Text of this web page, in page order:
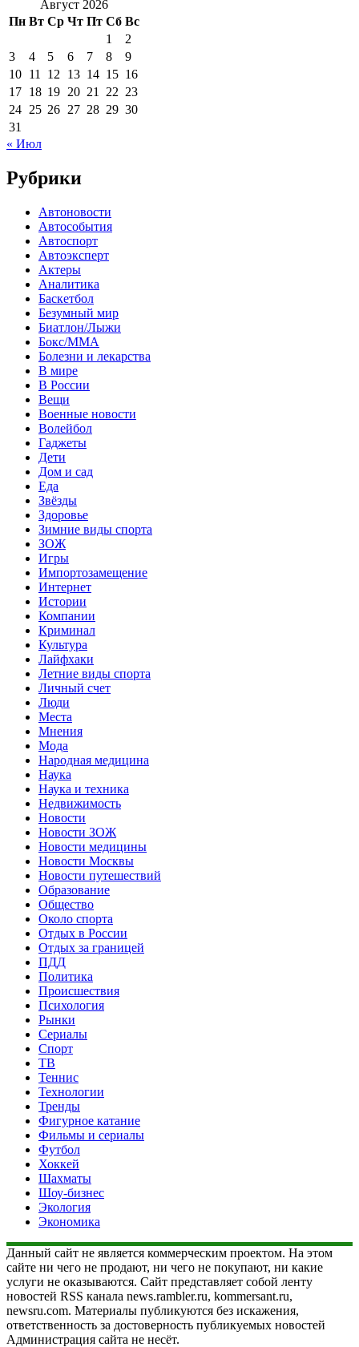
Август 2026
Пн Вт Ср Чт Пт Сб Вс
1
2
3
4 5 6 7 8
9
10 11 12 13 14 15 16
17 18 19 20 21 22 23
24 25 26 27 28 29 30
31
« Июл
Рубрики
Автоновости
Автособытия
Автоспорт
Автоэксперт
Актеры
Аналитика
Баскетбол
Безумный мир
Биатлон/Лыжи
Бокс/MMA
Болезни и лекарства
В мире
В России
Вещи
Военные новости
Волейбол
Гаджеты
Дети
Дом и сад
Еда
Звёзды
Здоровье
Зимние виды спорта
ЗОЖ
Игры
Импортозамещение
Интернет
Истории
Компании
Криминал
Культура
Лайфхаки
Летние виды спорта
Личный счет
Люди
Места
Мнения
Мода
Народная медицина
Наука
Наука и техника
Недвижимость
Новости
Новости ЗОЖ
Новости медицины
Новости Москвы
Новости путешествий
Образование
Общество
Около спорта
Отдых в России
Отдых за границей
ПДД
Политика
Происшествия
Психология
Рынки
Сериалы
Спорт
ТВ
Теннис
Технологии
Тренды
Фигурное катание
Фильмы и сериалы
Футбол
Хоккей
Шахматы
Шоу-бизнес
Экология
Экономика
Данный сайт не является коммерческим проектом. На этом
сайте ни чего не продают, ни чего не покупают, ни какие
услуги не оказываются. Сайт представляет собой ленту
новостей RSS канала news.rambler.ru, kommersant.ru,
newsru.com. Материалы публикуются без искажения,
ответственность за достоверность публикуемых новостей
Администрация сайта не несёт.